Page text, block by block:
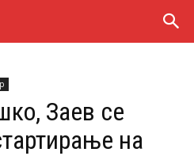
Заев се
на